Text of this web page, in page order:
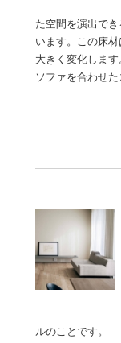
た空間を演出で
います。この床
大きく変化しま
ソファを合わせ
ルのことです。